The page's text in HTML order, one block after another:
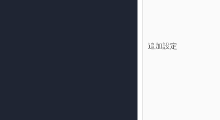
追加設定